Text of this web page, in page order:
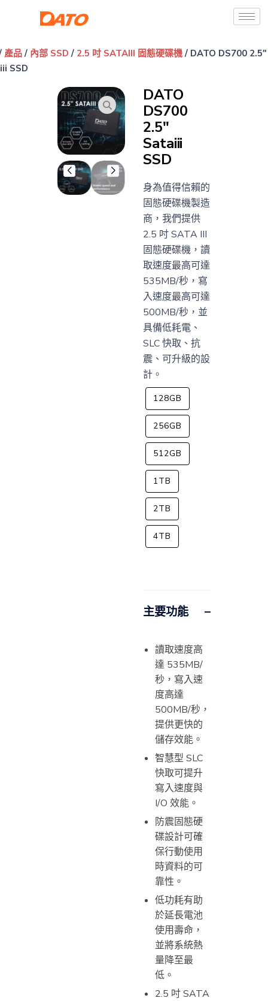
產品/ 內部 SSD / 2.5 吋 SATAIII 固態硬碟機/ DATO DS700 2.5″
SSD
DATO
DS700
2.5″
Sataiii
SSD
身為值得信賴的
固態硬碟機製造
商，我們提供
2.5 吋 SATA III
固態硬碟機，讀
取速度最高可達
535MB/秒，寫
入速度最高可達
500MB/秒，並
具備低耗電、
SLC 快取、抗
震、可升級的設
計。
128GB
256GB
512GB
1TB
2TB
4TB
主要功能
讀取速度高
達 535MB/
秒，寫入速
度高達
500MB/秒，
提供更快的
儲存效能。
智慧型 SLC
快取可提升
寫入速度與
I/O 效能。
防震固態硬
碟設計可確
保行動使用
時資料的可
靠性。
低功耗有助
於延長電池
使用壽命，
並將系統熱
量降至最
低。
2.5 吋 SATA